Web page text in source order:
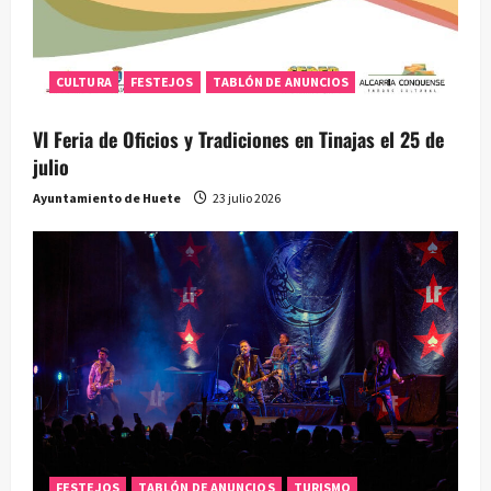
CULTURA FESTEJOS TABLÓN DE ANUNCIOS
VI Feria de Oficios y Tradiciones en Tinajas el 25 de
julio
Ayuntamiento de Huete 23 julio 2026
FESTEJOS TABLÓN DE ANUNCIOS TURISMO